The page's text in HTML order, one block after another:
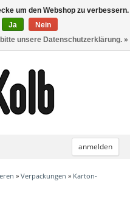
anmelden
» Verpackungen » Karton-
um den Webshop zu verbessern.
Ja
Nein
unsere Datenschutzerklärung. »